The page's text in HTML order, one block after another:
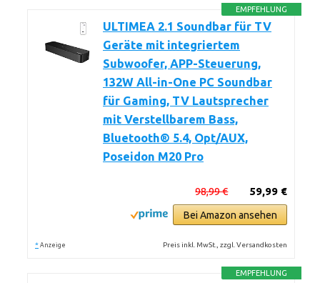
EMPFEHLUNG
ULTIMEA 2.1 Soundbar für TV
Geräte mit integriertem
Subwoofer, APP-Steuerung,
132W All-in-One PC Soundbar
für Gaming, TV Lautsprecher
mit Verstellbarem Bass,
Bluetooth® 5.4, Opt/AUX,
Poseidon M20 Pro
59,99 €
98,99 €
Bei Amazon ansehen
* Anzeige Preis inkl. MwSt., zzgl. Versandkosten
EMPFEHLUNG